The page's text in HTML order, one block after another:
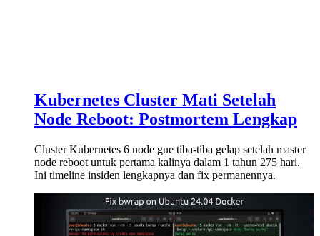
Kubernetes Cluster Mati Setelah
Node Reboot: Postmortem Lengkap
Cluster Kubernetes 6 node gue tiba-tiba gelap setelah master
node reboot untuk pertama kalinya dalam 1 tahun 275 hari.
Ini timeline insiden lengkapnya dan fix permanennya.